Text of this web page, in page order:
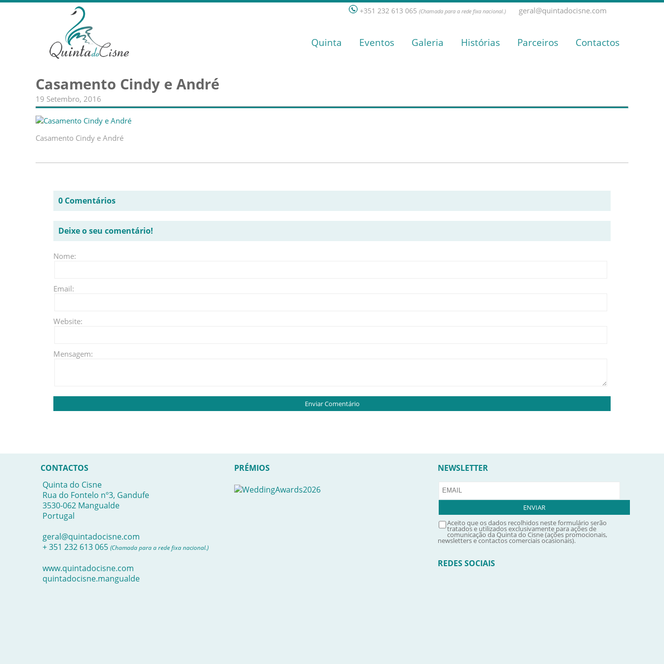
+351 232 613 065 (Chamada para a rede fixa nacional.) geral@quintadocisne.com
Quinta Eventos Galeria Histórias Parceiros Contactos
Casamento Cindy e André
19 Setembro, 2016
Casamento Cindy e André
0 Comentários
Deixe o seu comentário!
Nome:
Email:
Website:
Mensagem:
CONTACTOS
Quinta do Cisne
Rua do Fontelo nº3, Gandufe
3530-062 Mangualde
Portugal
geral@quintadocisne.com
+ 351 232 613 065 (Chamada para a rede fixa nacional.)
www.quintadocisne.com
quintadocisne.mangualde
PRÉMIOS NEWSLETTER
Aceito que os dados recolhidos neste formulário serão
tratados e utilizados exclusivamente para ações de
comunicação da Quinta do Cisne (ações promocionais,
newsletters e contactos comerciais ocasionais).
REDES SOCIAIS